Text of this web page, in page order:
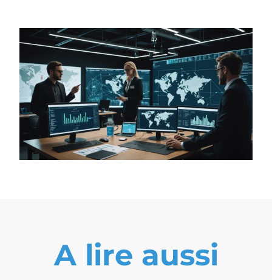
A lire aussi